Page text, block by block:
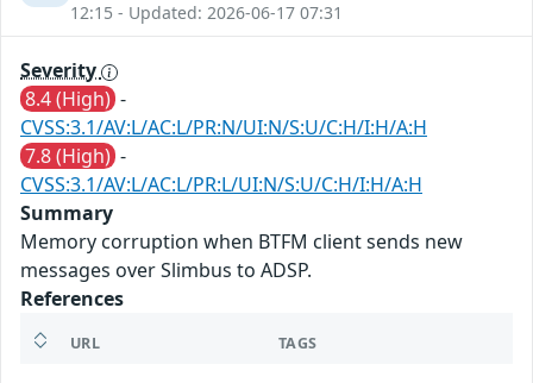
12:15 - Updated: 2026-06-17 07:31
Severity
8.4 (High) -
CVSS:3.1/AV:L/AC:L/PR:N/UI:N/S:U/C:H/I:H/A:H
7.8 (High) -
CVSS:3.1/AV:L/AC:L/PR:L/UI:N/S:U/C:H/I:H/A:H
Summary
Memory corruption when BTFM client sends new
messages over Slimbus to ADSP.
References
URL TAGS